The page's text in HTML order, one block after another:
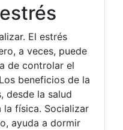
El estrés
a veces, puede
de controlar el
beneficios de la
desde la salud
la física. Socializar
ayuda a dormir